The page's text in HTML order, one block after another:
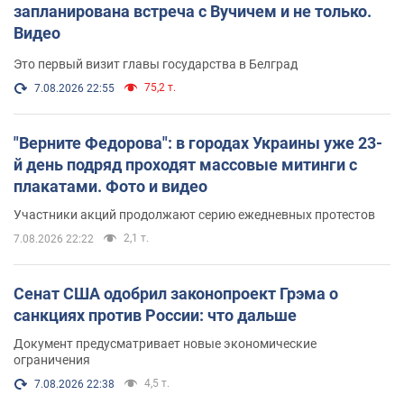
запланирована встреча с Вучичем и не только.
Видео
Это первый визит главы государства в Белград
7.08.2026 22:55 75,2 т.
"Верните Федорова": в городах Украины уже 23-
й день подряд проходят массовые митинги с
плакатами. Фото и видео
Участники акций продолжают серию ежедневных протестов
7.08.2026 22:22 2,1 т.
Сенат США одобрил законопроект Грэма о
санкциях против России: что дальше
Документ предусматривает новые экономические
ограничения
7.08.2026 22:38 4,5 т.